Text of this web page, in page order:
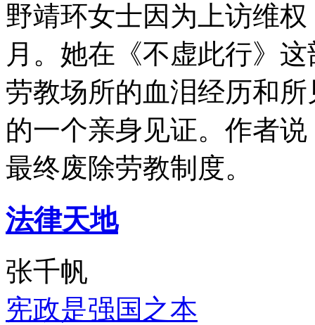
野靖环女士因为上访维
月。她在《不虚此行》
劳教场所的血泪经历和
的一个亲身见证。作者
最终废除劳教制度。
法律天地
张千帆
宪政是强国之本